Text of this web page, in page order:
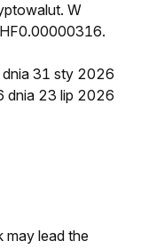
W
31 sty 2026
dnia 23 lip 2026
may lead the